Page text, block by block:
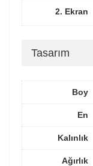
2. Ekran
Tasarım
Boy
En
Kalınlık
Ağırlık